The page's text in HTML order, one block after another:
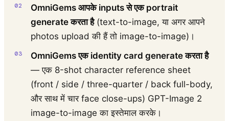
OmniGems आपके inputs से एक portrait
generate करता है(text-to-image, या अगर आपने
photos upload की हैं तो image-to-image)।
OmniGems एक identity card generate करता है
— एक 8-shot character reference sheet
(front / side / three-quarter / back full-body,
और साथ में चार face close-ups) GPT-Image 2
image-to-image का इस्तेमाल करके।